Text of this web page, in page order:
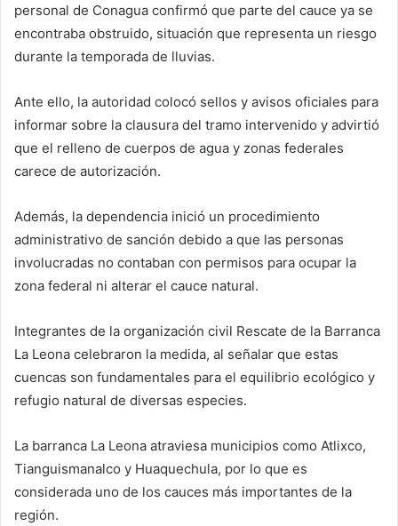
personal de Conagua confirmó que parte del cauce ya se
encontraba obstruido, situación que representa un riesgo
durante la temporada de lluvias.
Ante ello, la autoridad colocó sellos y avisos oficiales para
informar sobre la clausura del tramo intervenido y advirtió
que el relleno de cuerpos de agua y zonas federales
carece de autorización.
Además, la dependencia inició un procedimiento
administrativo de sanción debido a que las personas
involucradas no contaban con permisos para ocupar la
zona federal ni alterar el cauce natural.
Integrantes de la organización civil Rescate de la Barranca
La Leona celebraron la medida, al señalar que estas
cuencas son fundamentales para el equilibrio ecológico y
refugio natural de diversas especies.
La barranca La Leona atraviesa municipios como Atlixco,
Tianguismanalco y Huaquechula, por lo que es
considerada uno de los cauces más importantes de la
región.